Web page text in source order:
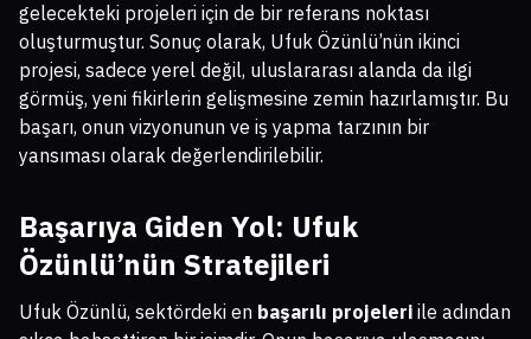
gelecekteki projeleri için de bir referans noktası
oluşturmuştur. Sonuç olarak, Ufuk Özünlü’nün ikinci
projesi, sadece yerel değil, uluslararası alanda da ilgi
görmüş, yeni fikirlerin gelişmesine zemin hazırlamıştır. Bu
başarı, onun vizyonunun ve iş yapma tarzının bir
yansıması olarak değerlendirilebilir.
Başarıya Giden Yol: Ufuk
Özünlü’nün Stratejileri
Ufuk Özünlü, sektördeki en başarılı projeleri ile adından